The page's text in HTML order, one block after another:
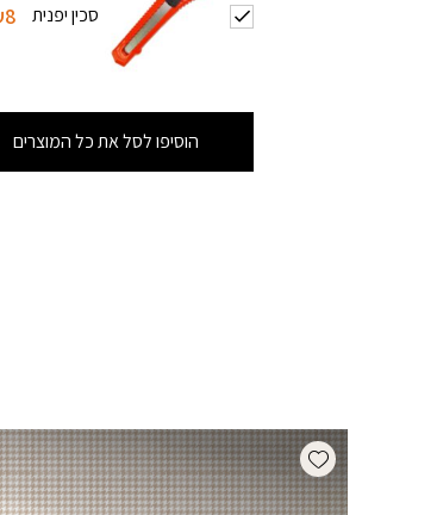
סכין יפנית
הוסיפו לסל את כל המוצרים
Add wishlist